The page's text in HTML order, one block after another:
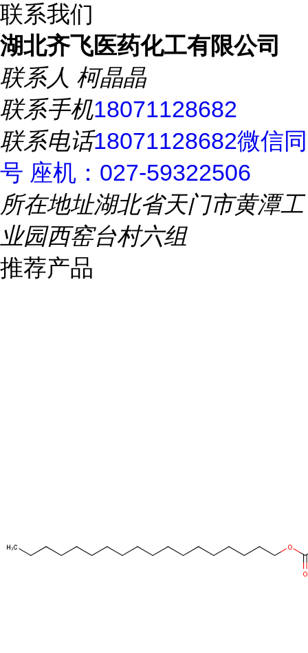
联系我们
湖北齐飞医药化工有限公司
联系人 柯晶晶
联系手机18071128682
联系电话18071128682微信同
号 座机：027-59322506
所在地址湖北省天门市黄潭工
业园西窑台村六组
推荐产品